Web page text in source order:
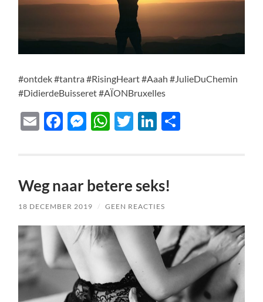
#ontdek #tantra #RisingHeart #Aaah #JulieDuChemin
#DidierdeBuisseret #AÏONBruxelles
EmailFacebook
Messenger
WhatsApp
TwitterLinkedIn
Weg naar betere seks!
18 DECEMBER 2019 / GEEN REACTIES